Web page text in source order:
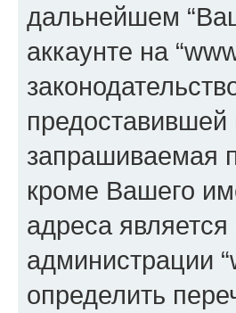
дальнейшем
аккаунте на
запрашиваемая
кроме Вашего
адреса
администрации
определить